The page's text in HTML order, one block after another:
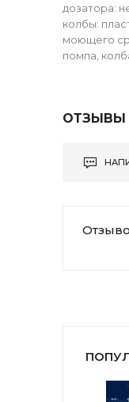
дозатора:
колбы:
моющего
помпа,
ОТЗЫВЫ